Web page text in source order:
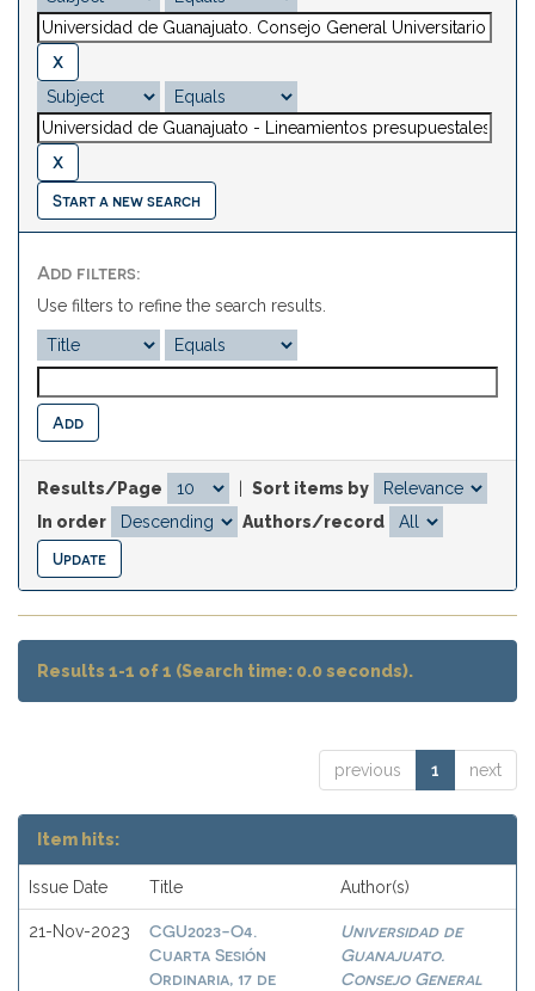
Start a new search
Add filters:
Use filters to refine the search results.
Results/Page
Sort items by
In order
Authors/record
Results 1-1 of 1 (Search time: 0.0 seconds).
previous 1 next
Item hits:
Issue Date Title Author(s)
21-Nov-2023
CGU2023-O4.
Cuarta Sesión
Ordinaria, 17 de
Universidad de
Guanajuato.
Consejo General